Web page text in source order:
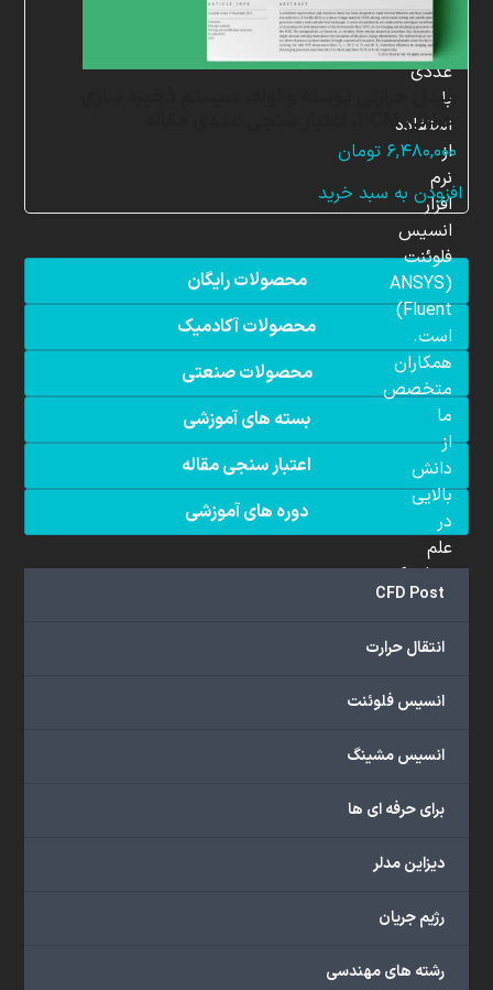
مبدل حرارتی پوسته و لوله، سیستم ذخیره سازی
حرارتی PCM، اعتبار سنجی عددی مقاله
۶,۴۸۰,۰۰۰ تومان
افزودن به سبد خرید
محصولات رایگان
محصولات آکادمیک
محصولات صنعتی
بسته های آموزشی
اعتبار سنجی مقاله
دوره های آموزشی
CFD Post
انتقال حرارت
انسیس فلوئنت
انسیس مشینگ
برای حرفه ای ها
دیزاین مدلر
رژیم جریان
رشته های مهندسی
شبیه
سازی
عددی
با
استفاده
از
نرم
افزار
انسیس
فلوئنت
(ANSYS
Fluent)
است.
همکاران
متخصص
ما
از
دانش
بالایی
در
علم
دینامیک
سیالات
(CFD)
هستند.
ما
گسترده‌ای
با
دانشگاهی،
صنعتی